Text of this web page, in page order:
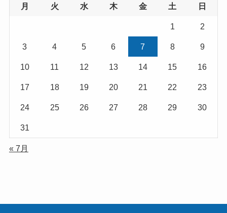
月 火 水 木 金 土 日
1 2
3 4 5 6 7 8 9
10 11 12 13 14 15 16
17 18 19 20 21 22 23
24 25 26 27 28 29 30
31
« 7月